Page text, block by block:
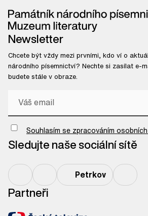
Newsletter
Chcete být vždy mezi prvními, kdo ví o
národního písemnictví? Nechte si zasílat e-
budete stále v obraze.
Chci odebírat newsletter
Souhlasím se zpracováním osobních
Sledujte naše sociální sítě
Petrkov
Partneři